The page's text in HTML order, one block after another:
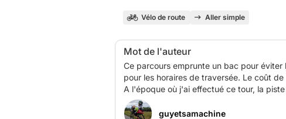
Vélo de route Aller simple
Mot de l'auteur
Ce parcours emprunte un bac pour
pour les horaires de traversée. Le coût
guyetsamachine